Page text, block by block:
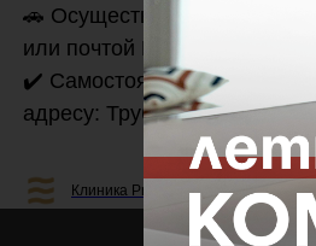
🚗 Осуществляем доставку
или почтой России
✔️ Самостоятельно забрать
адресу: Трубниковский
Клиника Professional-Москва